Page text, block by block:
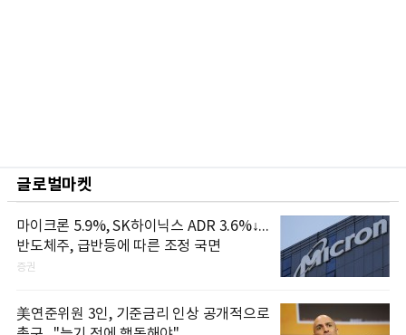
글로벌마켓
마이크론 5.9%, SK하이닉스 ADR 3.6%↓...
반도체주, 급반등에 따른 조정 국면
증권
美연준위원 3인, 기준금리 인상 공개적으로